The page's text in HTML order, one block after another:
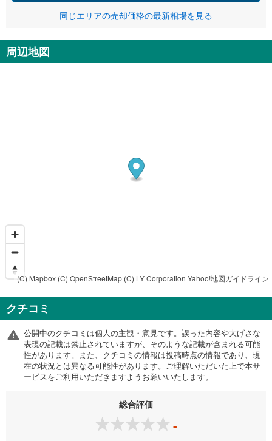
同じエリアの売却価格の最新相場を見る
周辺地図
(C) Mapbox (C) OpenStreetMap (C) LY Corporation Yahoo!地図ガイドライン
クチコミ
公開中のクチコミは個人の主観・意見です。誤った内容や大げさな
表現の記載は禁止されていますが、そのような記載が含まれる可能
性があります。また、クチコミの情報は投稿時点の情報であり、現
在の状況とは異なる可能性があります。ご理解いただいた上で本サ
ービスをご利用いただきますようお願いいたします。
総合評価
-